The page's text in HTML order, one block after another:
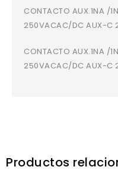
CONTACTO AUX.1NA /
250VACAC/DC AUX-C
CONTACTO AUX.1NA /
250VACAC/DC AUX-C
Productos